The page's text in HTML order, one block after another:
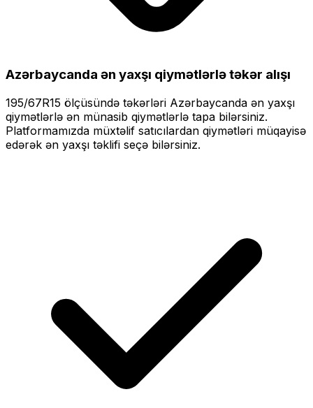
Azərbaycanda ən yaxşı qiymətlərlətəkər alışı
195/67R15 ölçüsündə təkərləri Azərbaycanda ən yaxşı
qiymətlərlə ən münasib qiymətlərlə tapa bilərsiniz.
Platformamızda müxtəlif satıcılardan qiymətləri müqayisə
edərək ən yaxşı təklifi seçə bilərsiniz.